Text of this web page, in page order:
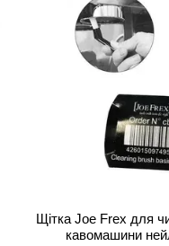
Щітка Joe Frex для
кавомашини